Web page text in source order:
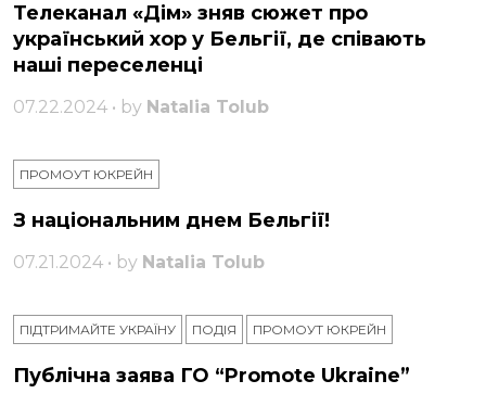
Телеканал «Дім» зняв сюжет про
український хор у Бельгії, де співають
наші переселенці
07.22.2024 • by Natalia Tolub
ПРОМОУТ ЮКРЕЙН
З національним днем ​​Бельгії!
07.21.2024 • by Natalia Tolub
ПІДТРИМАЙТЕ УКРАЇНУ ПОДІЯ ПРОМОУТ ЮКРЕЙН
Публічна заява ГО “Promote Ukraine”